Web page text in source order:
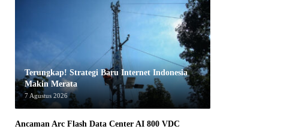
Terungkap! Strategi Baru Internet Indonesia
Makin Merata
7 Agustus 2026
Ancaman Arc Flash Data Center AI 800 VDC